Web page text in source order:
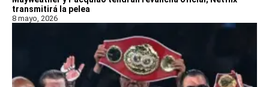
transmitirá la pelea
8 mayo, 2026